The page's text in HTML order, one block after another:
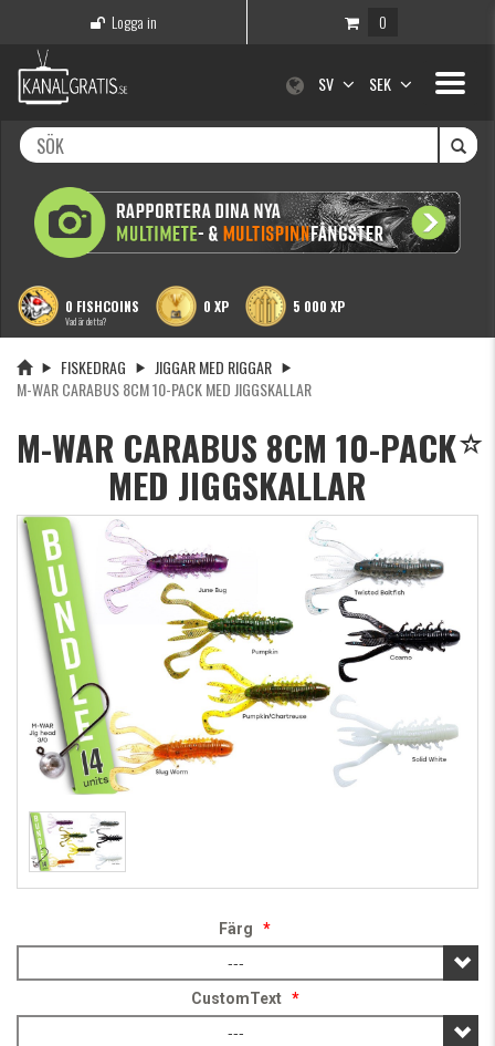
Logga in 0
Toggle
SV SEK
0 FISHCOINS
Vad är detta?
0 XP 5 000 XP
FISKEDRAG
JIGGAR MED RIGGAR
M-WAR CARABUS 8CM 10-PACK MED JIGGSKALLAR
M-WAR CARABUS 8CM 10-PACK
MED JIGGSKALLAR
Färg *
---
CustomText *
---